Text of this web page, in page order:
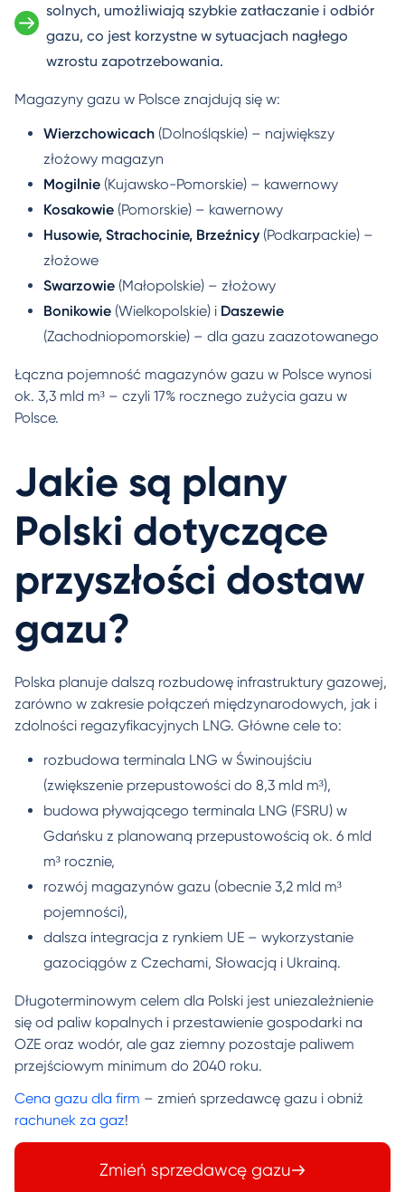
solnych, umożliwiają szybkie zatłaczanie i odbiór
gazu, co jest korzystne w sytuacjach nagłego
wzrostu zapotrzebowania.
Magazyny gazu w Polsce znajdują się w:
Wierzchowicach (Dolnośląskie) – największy
złożowy magazyn
Mogilnie (Kujawsko-Pomorskie) – kawernowy
Kosakowie (Pomorskie) – kawernowy
Husowie, Strachocinie, Brzeźnicy (Podkarpackie) –
złożowe
Swarzowie (Małopolskie) – złożowy
Bonikowie (Wielkopolskie) i Daszewie
(Zachodniopomorskie) – dla gazu zaazotowanego
Łączna pojemność magazynów gazu w Polsce wynosi
ok. 3,3 mld m³ – czyli 17% rocznego zużycia gazu w
Polsce.
Jakie są plany
Polski dotyczące
przyszłości dostaw
gazu?
Polska planuje dalszą rozbudowę infrastruktury gazowej,
zarówno w zakresie połączeń międzynarodowych, jak i
zdolności regazyfikacyjnych LNG. Główne cele to:
rozbudowa terminala LNG w Świnoujściu
(zwiększenie przepustowości do 8,3 mld m³),
budowa pływającego terminala LNG (FSRU) w
Gdańsku z planowaną przepustowością ok. 6 mld
m³ rocznie,
rozwój magazynów gazu (obecnie 3,2 mld m³
pojemności),
dalsza integracja z rynkiem UE – wykorzystanie
gazociągów z Czechami, Słowacją i Ukrainą.
Długoterminowym celem dla Polski jest uniezależnienie
się od paliw kopalnych i przestawienie gospodarki na
OZE oraz wodór, ale gaz ziemny pozostaje paliwem
przejściowym minimum do 2040 roku.
Cena gazu dla firm – zmień sprzedawcę gazu i obniż
rachunek za gaz!
Zmień sprzedawcę gazu